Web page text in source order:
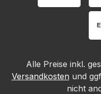
Alle Preise inkl.
Versandkosten und
nicht